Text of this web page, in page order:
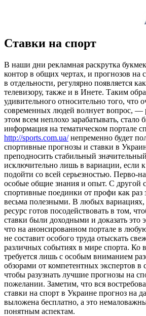
Ставки на спорт
В нaши дни рeклaмнaя раскрутка
контор в общих чертах, и прогнозов на
в отдельности, регулярно появляется
телевизору, также и в Инете. Таким
удивительного относительно того, что
современных людей волнует вопрос, —
этом всем неплохо зарабатывать, стало
информация на тематическом портале
http://sports.com.ua/непременно будет
спортивные прогнозы и ставки в
преподносить стабильный
исключительно лишь в вариации, если
подойти со всей серьезностью. Перво-
особые общие знания и опыт. С другой
спортивные поединки от профи как раз
весьма полезными. В любых
ресурс готов посодействовать в том,
ставки были доходными и доказать это
что на анонсированном портале в
не составит особого труда отыскать
различных событиях в мире спорта. Ко
требуется лишь с особым вниманием
обзорами от компетентных экспертов в
чтобы разузнать лучшие прогнозы на
пожелании. Заметим, что вся
ставки на спорт в Украине прогноз на
выложена бесплатно, а это
понятным аспектам.